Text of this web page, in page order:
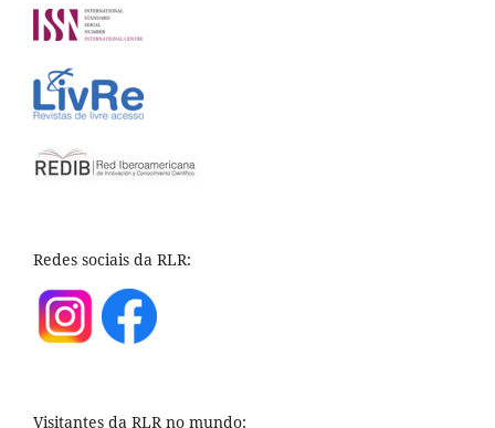
Redes sociais da RLR:
Visitantes da RLR no mundo: